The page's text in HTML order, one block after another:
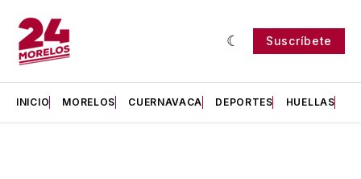
Suscríbete
INICIO MORELOS CUERNAVACA DEPORTES HUELLAS